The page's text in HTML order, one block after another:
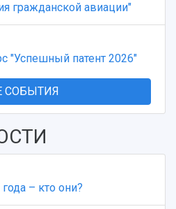
гражданской авиации"
"Успешный патент 2026"
СОБЫТИЯ
– кто они?